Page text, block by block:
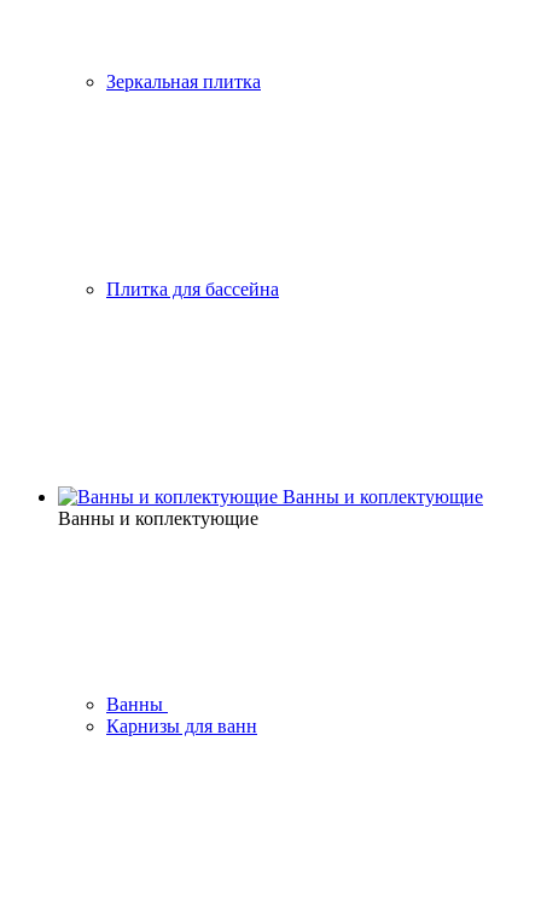
Зеркальная плитка
Плитка для бассейна
Ванны и коплектующие
Ванны и коплектующие
Ванны
Карнизы для ванн